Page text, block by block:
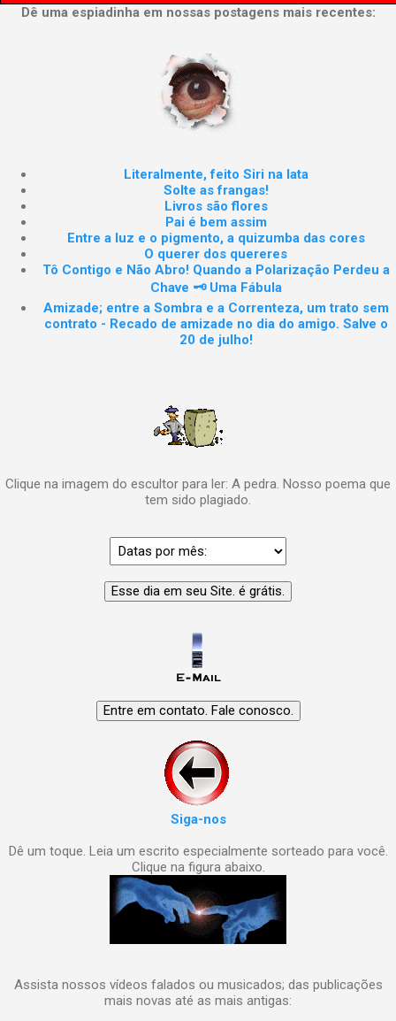
Dê uma espiadinha em nossas postagens mais recentes:
Literalmente, feito Siri na lata
Solte as frangas!
Livros são flores
Pai é bem assim
Entre a luz e o pigmento, a quizumba das cores
O querer dos quereres
Tô Contigo e Não Abro! Quando a Polarização Perdeu a
Chave 🗝️ Uma Fábula
Amizade; entre a Sombra e a Correnteza, um trato sem
contrato - Recado de amizade no dia do amigo. Salve o
20 de julho!
Clique na imagem do escultor para ler: A pedra. Nosso poema que
tem sido plagiado.
Siga-nos
Dê um toque. Leia um escrito especialmente sorteado para você.
Clique na figura abaixo.
Assista nossos vídeos falados ou musicados; das publicações
mais novas até as mais antigas: